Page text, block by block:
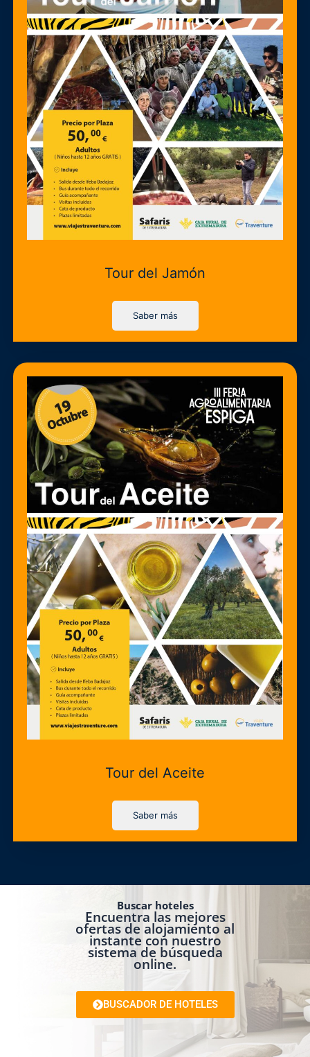
Tour del Jamón
Saber más
Tour del Aceite
Saber más
Buscar hoteles
Encuentra las mejores
ofertas de alojamiento al
instante con nuestro
sistema de búsqueda
online.
BUSCADOR DE HOTELES